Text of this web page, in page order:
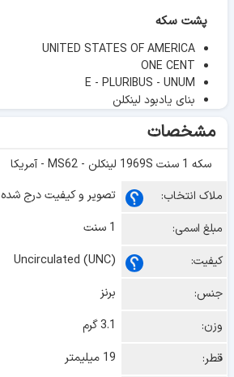
پشت سکه
UNITED STATES OF AMERICA
ONE CENT
E - PLURIBUS - UNUM
بنای یادبود لینکلن
مشخصات
سکه 1 سنت 1969S لینکلن - MS62 - آمریکا
ملاک انتخاب:
تصویر و کیفیت درج شده
مبلغ اسمی:
1 سنت
کیفیت:
Uncirculated (UNC)
جنس:
برنز
وزن:
3.1 گرم
قطر:
19 میلیمتر